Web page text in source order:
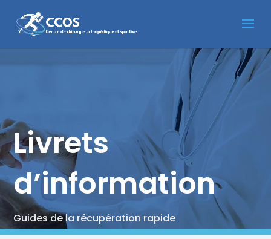
Livrets
d’information
Guides de la récupération rapide